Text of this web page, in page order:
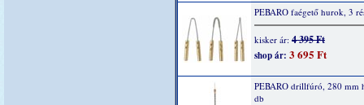
PEBARO faégető hurok, 3
kisker ár: 4 395 Ft
shop ár: 3 695 Ft
PEBARO drillfúró, 280 mm
db